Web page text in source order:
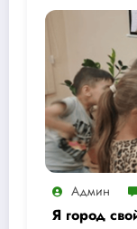
Админ
Я город